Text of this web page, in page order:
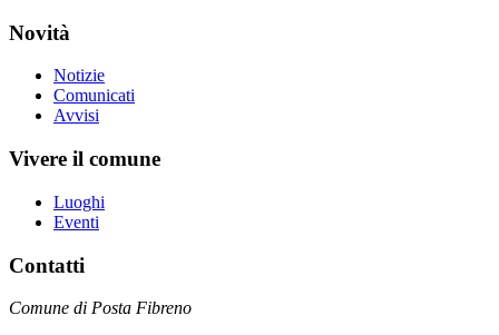
Novità
Notizie
Comunicati
Avvisi
Vivere il comune
Luoghi
Eventi
Contatti
Comune di Posta Fibreno